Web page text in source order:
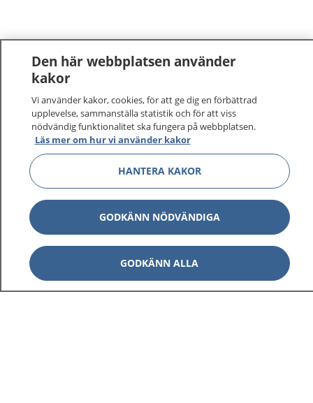
Den här webbplatsen använder
kakor
Vi använder kakor, cookies, för att ge dig en förbättrad
upplevelse, sammanställa statistik och för att viss
nödvändig funktionalitet ska fungera på webbplatsen.
Läs mer om hur vi använder kakor
HANTERA KAKOR
GODKÄNN NÖDVÄNDIGA
GODKÄNN ALLA